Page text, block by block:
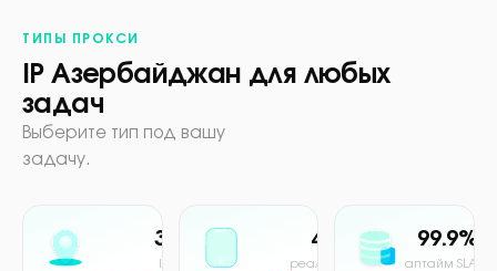
ТИПЫ ПРОКСИ
IP Азербайджан для любых
задач
Выберите тип под вашу
задачу.
30M+
IP в пуле
4G/5G
реальная сеть
99.9%
аптайм SLA